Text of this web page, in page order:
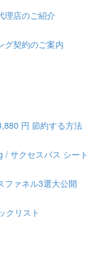
理店のご紹介
グ契約のご案内
円 節約する方法
/ サクセスパス シート
ファネル3選大公開
クリスト